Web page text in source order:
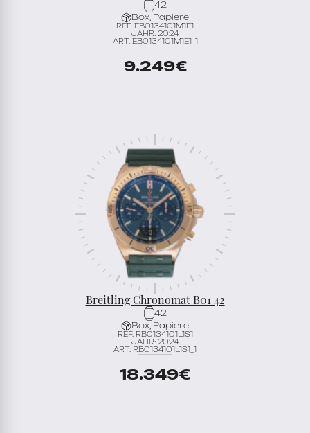
42
Box, Papiere
REF. EB0134101M1E1
JAHR: 2024
ART. EB0134101M1E1_1
9.249€
Breitling Chronomat B01 42
42
Box, Papiere
REF. RB0134101L1S1
JAHR: 2024
ART. RB0134101L1S1_1
18.349€